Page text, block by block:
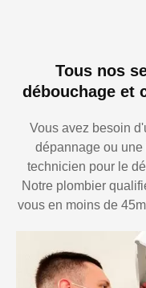
Tous nos
débouchage et
Vous avez besoin
dépannage ou
technicien pour le
Notre plombier
vous en moins de